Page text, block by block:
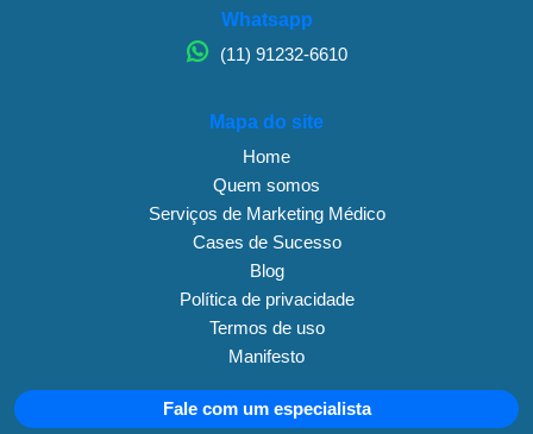
Whatsapp
(11) 91232-6610
Mapa do site
Home
Quem somos
Serviços de Marketing Médico
Cases de Sucesso
Blog
Política de privacidade
Termos de uso
Manifesto
Fale com um especialista